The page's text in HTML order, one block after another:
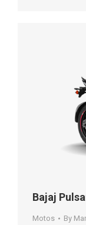
Bajaj
Motos By